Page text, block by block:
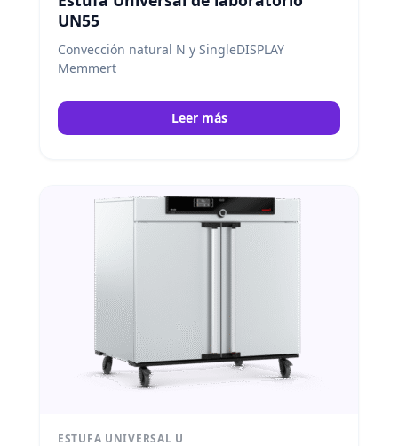
UN55
Convección natural N y SingleDISPLAY
Memmert
Leer más
ESTUFA UNIVERSAL U